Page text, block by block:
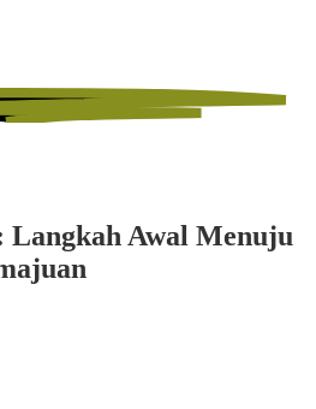
Langkah Awal Menuju